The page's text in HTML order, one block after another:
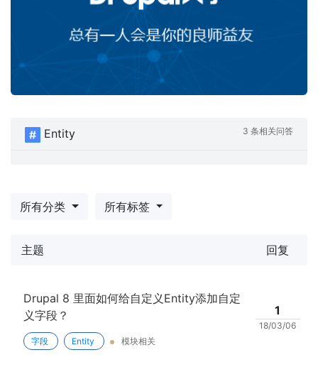
Entity 3 条相关问答
所有分类 所有标签
主题 回复
Drupal 8 里面如何给自定义Entity添加自定
义字段？
字段 Entity 模块相关
1
18/03/06